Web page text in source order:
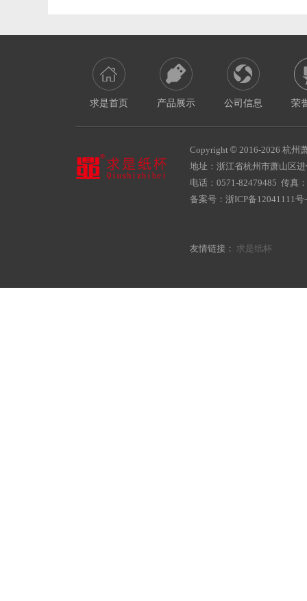
求是首页 产品展示 公司信息 荣
Copyright © 2016-2026 杭州
地址：浙江省杭州市萧山区
电话：0571-82479485 传真
备案号： 浙ICP备12041111号
友情链接： 求是纸杯